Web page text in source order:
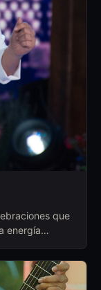
que
energía